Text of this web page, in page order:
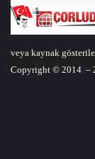
veya kaynak
Copyright © 2014 –